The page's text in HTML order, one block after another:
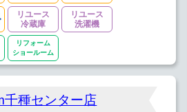
リユース
冷蔵庫
リユース
洗濯機
リフォーム
ショールーム
種センター店